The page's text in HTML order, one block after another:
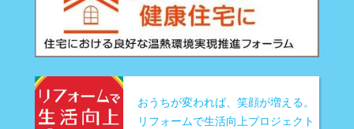
おうちが変われば、笑顔が増える。
リフォームで生活向上プロジェクト